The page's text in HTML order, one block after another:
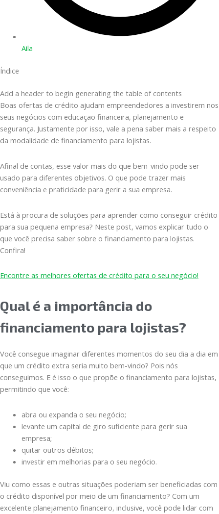
Aila
Índice
Add a header to begin generating the table of contents
Boas ofertas de crédito ajudam empreendedores a investirem nos
seus negócios com educação financeira, planejamento e
segurança. Justamente por isso, vale a pena saber mais a respeito
da modalidade de financiamento para lojistas.
Afinal de contas, esse valor mais do que bem-vindo pode ser
usado para diferentes objetivos. O que pode trazer mais
conveniência e praticidade para gerir a sua empresa.
Está à procura de soluções para aprender como conseguir crédito
para sua pequena empresa? Neste post, vamos explicar tudo o
que você precisa saber sobre o financiamento para lojistas.
Confira!
Encontre as melhores ofertas de crédito para o seu negócio!
Qual é a importância do
financiamento para lojistas?
Você consegue imaginar diferentes momentos do seu dia a dia em
que um crédito extra seria muito bem-vindo? Pois nós
conseguimos. E é isso o que propõe o financiamento para lojistas,
permitindo que você:
abra ou expanda o seu negócio;
levante um capital de giro suficiente para gerir sua
empresa;
quitar outros débitos;
investir em melhorias para o seu negócio.
Viu como essas e outras situações poderiam ser beneficiadas com
o crédito disponível por meio de um financiamento? Com um
excelente planejamento financeiro, inclusive, você pode lidar com